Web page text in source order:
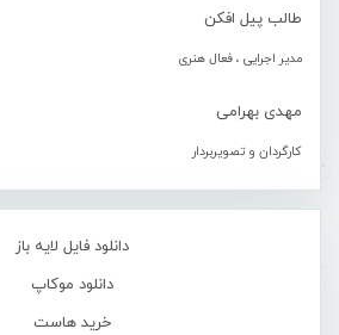
طالب پیل افکن
مدیر اجرایی ، فعال هنری
مهدی بهرامی
کارگردان و تصویربردار
دانلود فایل لایه باز
دانلود موکاپ
خرید هاست